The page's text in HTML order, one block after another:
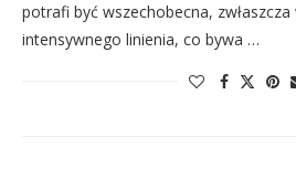
potrafi być wszechobecna,
intensywnego linienia, co bywa …